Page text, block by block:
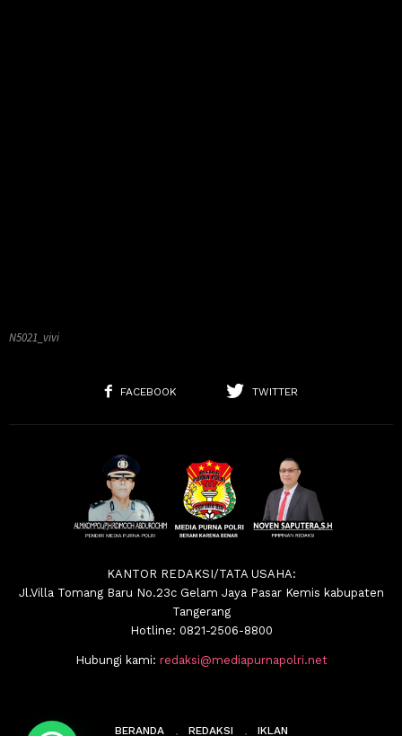
N5021_vivi
FACEBOOK TWITTER
KANTOR REDAKSI/TATA USAHA:
Jl.Villa Tomang Baru No.23c Gelam Jaya Pasar Kemis kabupaten
Tangerang
Hotline: 0821-2506-8800
Hubungi kami: redaksi@mediapurnapolri.net
BERANDA REDAKSI IKLAN